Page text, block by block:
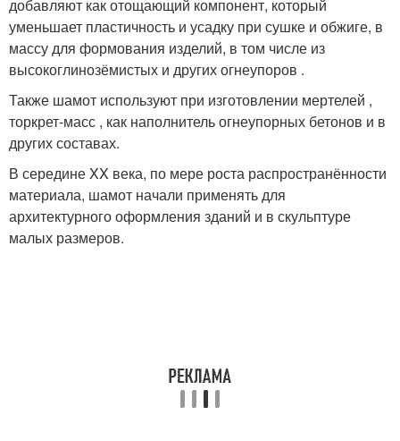
добавляют как отощающий компонент, который
уменьшает пластичность и усадку при сушке и обжиге, в
массу для формования изделий, в том числе из
высокоглинозёмистых и других огнеупоров .
Также шамот используют при изготовлении мертелей ,
торкрет-масс , как наполнитель огнеупорных бетонов и в
других составах.
В середине XX века, по мере роста распространённости
материала, шамот начали применять для
архитектурного оформления зданий и в скульптуре
малых размеров.